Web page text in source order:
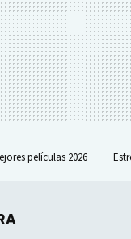
películas 2026